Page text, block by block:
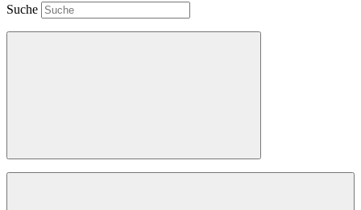
Suche